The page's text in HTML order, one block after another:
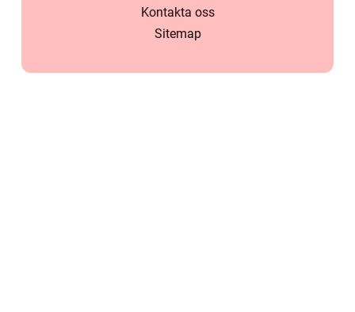
Kontakta oss
Sitemap